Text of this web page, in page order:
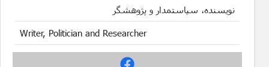
نویسنده، سیاستمدار و پژوهشگر
Writer, Politician and Researcher